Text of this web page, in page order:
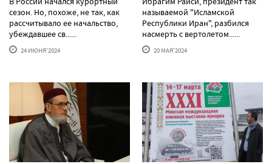
сезон. Но, похоже, не так, как
рассчитывало ее начальство,
убеждавшее св......
24 ИЮНЯ'2024
называемой "Исламской
Республики Иран", разбился
насмерть с вертолетом......
20 МАЯ'2024